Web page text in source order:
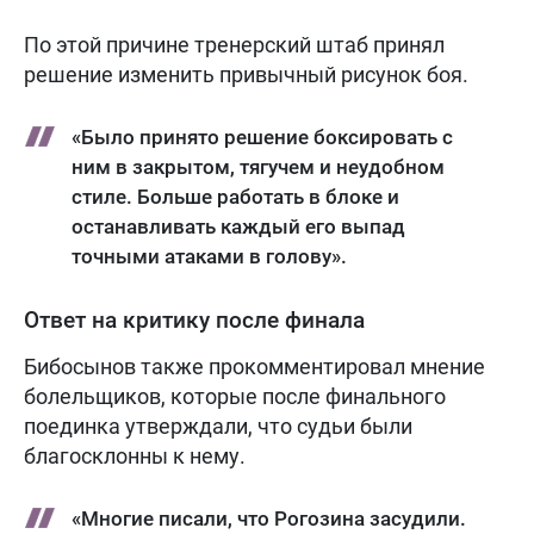
По этой причине тренерский штаб принял
решение изменить привычный рисунок боя.
«Было принято решение боксировать с
ним в закрытом, тягучем и неудобном
стиле. Больше работать в блоке и
останавливать каждый его выпад
точными атаками в голову».
Ответ на критику после финала
Бибосынов также прокомментировал мнение
болельщиков, которые после финального
поединка утверждали, что судьи были
благосклонны к нему.
«Многие писали, что Рогозина засудили.